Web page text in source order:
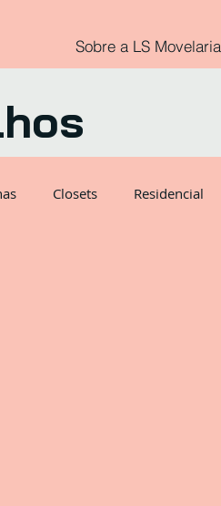
Sobre a LS Movelaria
Closets Residencial